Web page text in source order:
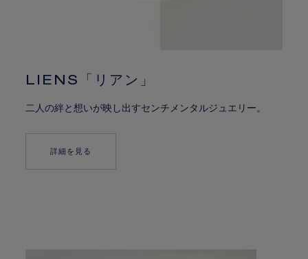
LIENS「リアン」
二人の絆と想いが映し出すセンチメンタルジュエリー。
詳細を見る